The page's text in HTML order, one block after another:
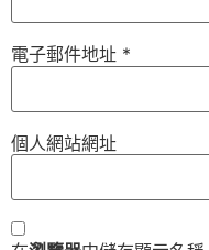
電子郵件地址 *
個人網站網址